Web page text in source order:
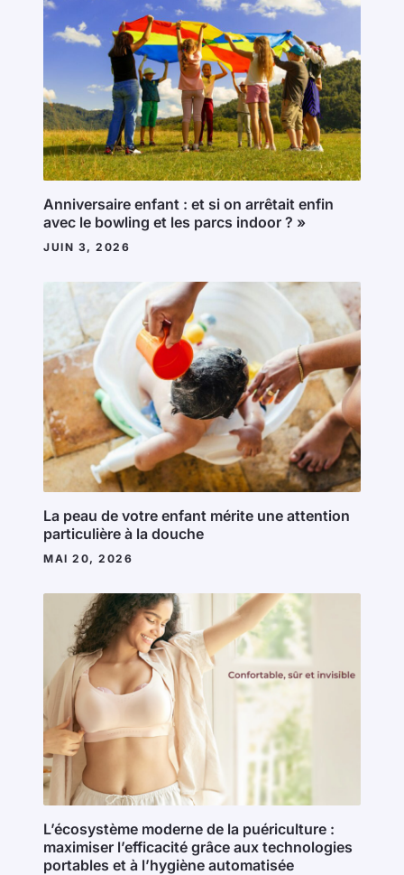
Anniversaire enfant : et si on arrêtait enfin
avec le bowling et les parcs indoor ? »
JUIN 3, 2026
La peau de votre enfant mérite une attention
particulière à la douche
MAI 20, 2026
L’écosystème moderne de la puériculture :
maximiser l’efficacité grâce aux technologies
portables et à l’hygiène automatisée